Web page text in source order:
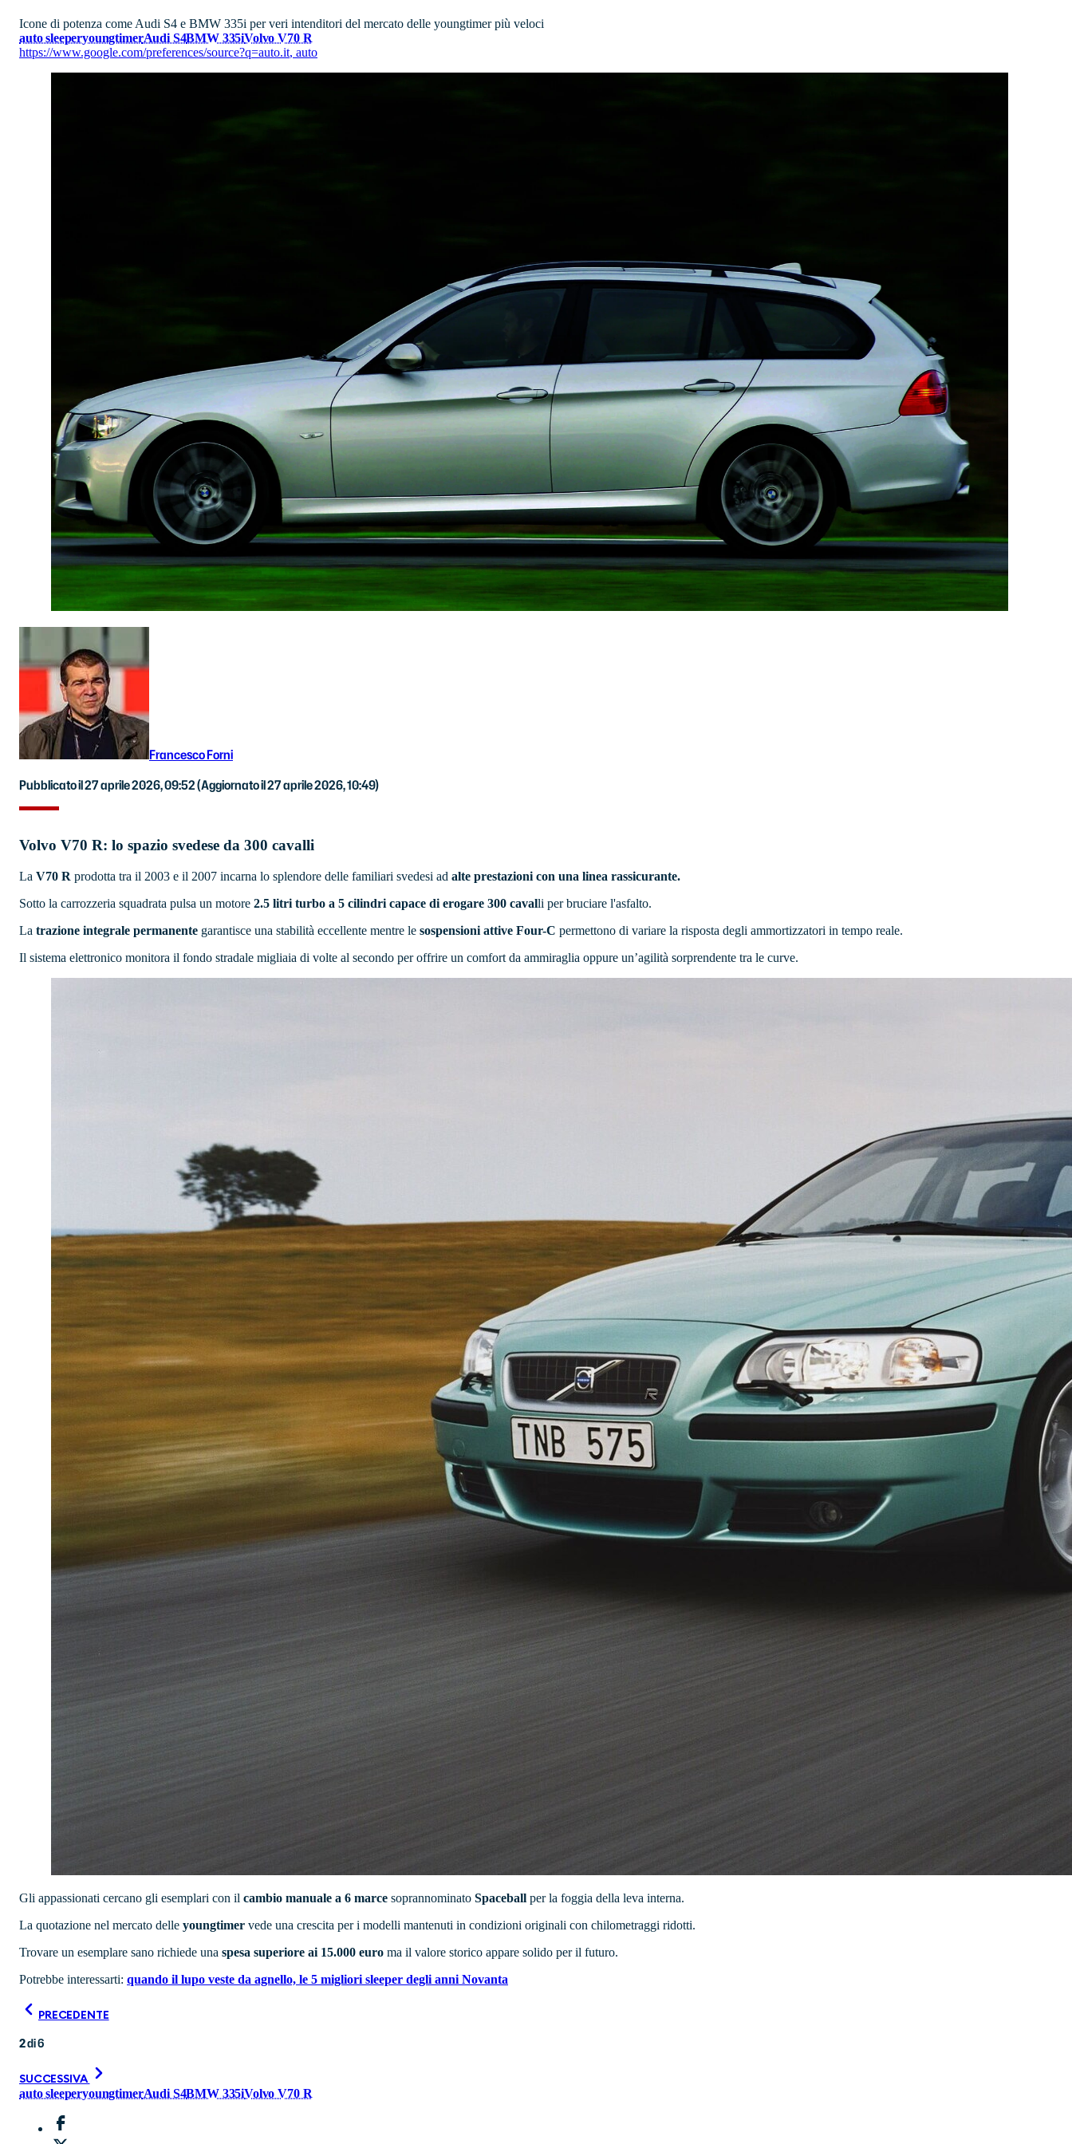
Icone di potenza come Audi S4 e BMW 335i per veri intenditori del mercato delle youngtimer più veloci
auto sleeperyoungtimerAudi S4BMW 335iVolvo V70 R
https://www.google.com/preferences/source?q=auto.it, auto
Francesco Forni
Pubblicato il 27 aprile 2026, 09:52(Aggiornato il 27 aprile 2026, 10:49)
Volvo V70 R: lo spazio svedese da 300 cavalli
La V70 R prodotta tra il 2003 e il 2007 incarna lo splendore delle familiari svedesi ad alte prestazioni con una linea rassicurante.
Sotto la carrozzeria squadrata pulsa un motore 2.5 litri turbo a 5 cilindri capace di erogare 300 cavalli per bruciare l'asfalto.
La trazione integrale permanente garantisce una stabilità eccellente mentre le sospensioni attive Four-C permettono di variare la risposta degli ammortizzatori in tempo reale.
Il sistema elettronico monitora il fondo stradale migliaia di volte al secondo per offrire un comfort da ammiraglia oppure un’agilità sorprendente tra le curve.
Gli appassionati cercano gli esemplari con il cambio manuale a 6 marce soprannominato Spaceball per la foggia della leva interna.
La quotazione nel mercato delle youngtimer vede una crescita per i modelli mantenuti in condizioni originali con chilometraggi ridotti.
Trovare un esemplare sano richiede una spesa superiore ai 15.000 euro ma il valore storico appare solido per il futuro.
Potrebbe interessarti: quando il lupo veste da agnello, le 5 migliori sleeper degli anni Novanta
PRECEDENTE
2di6
SUCCESSIVA
auto sleeperyoungtimerAudi S4BMW 335iVolvo V70 R